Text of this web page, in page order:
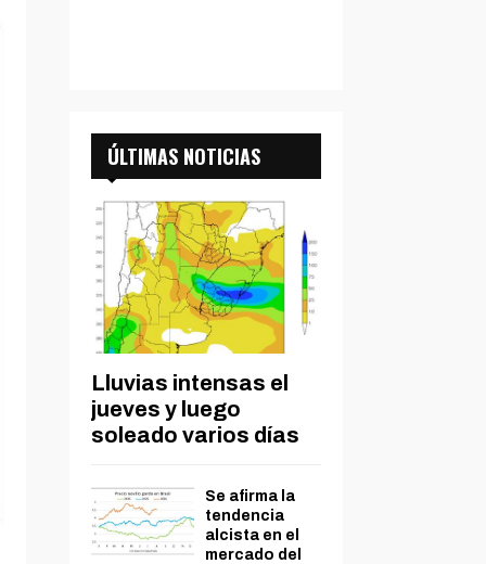
ÚLTIMAS NOTICIAS
Lluvias intensas el
jueves y luego
soleado varios días
Se afirma la
tendencia
alcista en el
mercado del